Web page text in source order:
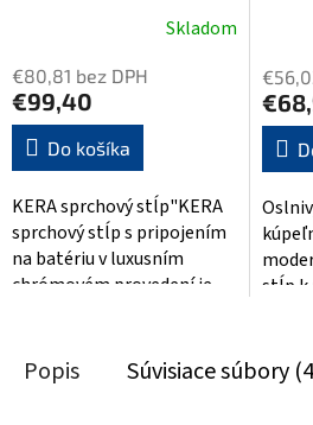
Skladom
€80,81 bez DPH
€99,40
Do košíka
KERA sprchový stĺp"KERA
sprchový stĺp s pripojením
na batériu v luxusním
chrómovém provedení je
stĺp k
Popis Súvisiace súbory